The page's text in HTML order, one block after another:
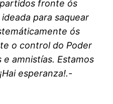
fronte ós
para saquear
ós
o control do Poder
amnistías. Estamos
esperanza!.-